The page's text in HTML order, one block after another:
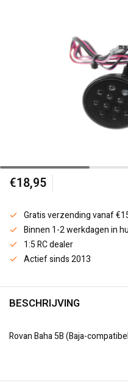
€18,95
Gratis verzending vanaf
Binnen 1-2 werkdagen in
1:5 RC dealer
Actief sinds 2013
BESCHRIJVING
Rovan Baha 5B (Baja-